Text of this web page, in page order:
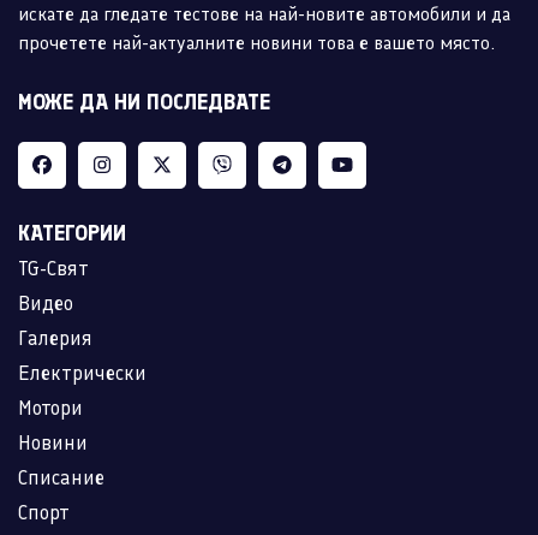
искате да гледате тестове на най-новите автомобили и да
прочетете най-актуалните новини това е вашето място.
МОЖЕ ДА НИ ПОСЛЕДВАТЕ
КАТЕГОРИИ
TG-Свят
Видео
Галерия
Електрически
Мотори
Новини
Списание
Спорт